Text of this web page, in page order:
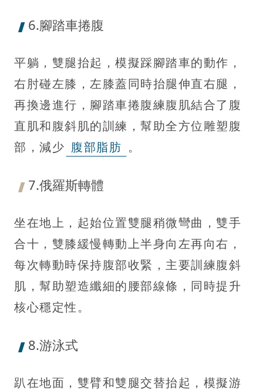
6.腳踏車捲腹
平躺，雙腿抬起，模擬踩腳踏車的動作，
右肘碰左膝，左膝蓋同時抬腿伸直右腿，
再換邊進行，腳踏車捲腹練腹肌結合了腹
直肌和腹斜肌的訓練，幫助全方位雕塑腹
部，減少 腹部脂肪 。
7.俄羅斯轉體
坐在地上，起始位置雙腿稍微彎曲，雙手
合十，雙膝緩慢轉動上半身向左再向右，
每次轉動時保持腹部收緊，主要訓練腹斜
肌，幫助塑造纖細的腰部線條，同時提升
核心穩定性。
8.游泳式
趴在地面，雙臂和雙腿交替抬起，模擬游